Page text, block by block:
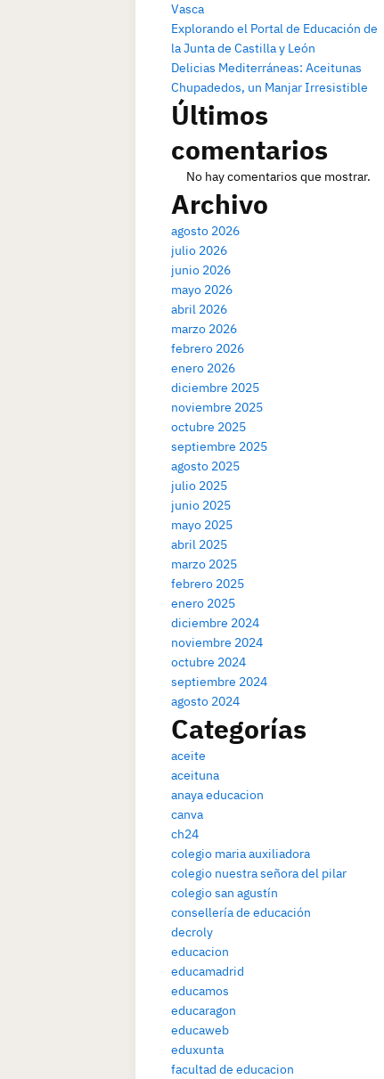
Vasca
Explorando el Portal de Educación de
la Junta de Castilla y León
Delicias Mediterráneas: Aceitunas
Chupadedos, un Manjar Irresistible
Últimos
comentarios
No hay comentarios que mostrar.
Archivo
agosto 2026
julio 2026
junio 2026
mayo 2026
abril 2026
marzo 2026
febrero 2026
enero 2026
diciembre 2025
noviembre 2025
octubre 2025
septiembre 2025
agosto 2025
julio 2025
junio 2025
mayo 2025
abril 2025
marzo 2025
febrero 2025
enero 2025
diciembre 2024
noviembre 2024
octubre 2024
septiembre 2024
agosto 2024
Categorías
aceite
aceituna
anaya educacion
canva
ch24
colegio maria auxiliadora
colegio nuestra señora del pilar
colegio san agustín
consellería de educación
decroly
educacion
educamadrid
educamos
educaragon
educaweb
eduxunta
facultad de educacion